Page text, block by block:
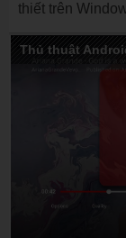
thiết trên
Thủ thuật